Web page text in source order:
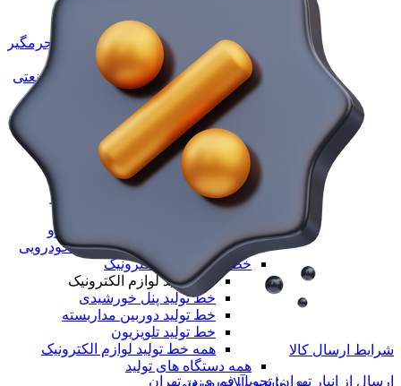
خط تولید وایتکس
خط تولید مایع سفید کننده و جرمگیر
خط تولید مواد شوینده خانگی
خط تولید محصولات شوینده صنعتی
خط تولید سیم ظرفشویی
همه خط تولید مواد شوینده
خط تولید محصولات خودرویی
خط تولید محصولات خودرویی
خط تولید واکس داشبورد نانو
خط تولید موتور شور
خط تولید شامپو کارواش نانو
خط تولید واکس لاستیک نانو
خط تولید یوداکس بدنه خودرو
همه خط تولید محصولات خودرویی
خط تولید لوازم الکترونیک
خط تولید لوازم الکترونیک
خط تولید پنل خورشیدی
خط تولید دوربین مداربسته
خط تولید تلویزیون
همه خط تولید لوازم الکترونیک
همه دستگاه های تولید
ماشین آلات صنعتی
شرایط ارسال کالا
ارسال از انبار تهران: تحویل فوری در تهران